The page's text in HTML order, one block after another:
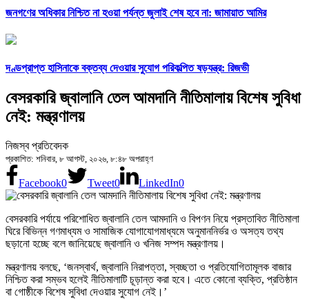
জনগণের অধিকার নিশ্চিত না হওয়া পর্যন্ত জুলাই শেষ হবে না: জামায়াত আমির
দণ্ডপ্রাপ্ত হাসিনাকে বক্তব্য দেওয়ার সুযোগ পরিকল্পিত ষড়যন্ত্র: রিজভী
বেসরকারি জ্বালানি তেল আমদানি নীতিমালায় বিশেষ সুবিধা
নেই: মন্ত্রণালয়
নিজস্ব প্রতিবেদক
প্রকাশিত: শনিবার, ৮ আগস্ট, ২০২৬, ৮:৪৮ অপরাহ্ণ
Facebook0 Tweet0 LinkedIn0
বেসরকারি পর্যায়ে পরিশোধিত জ্বালানি তেল আমদানি ও বিপণন নিয়ে প্রস্তাবিত নীতিমালা
ঘিরে বিভিন্ন গণমাধ্যম ও সামাজিক যোগাযোগমাধ্যমে অনুমাননির্ভর ও অসত্য তথ্য
ছড়ানো হচ্ছে বলে জানিয়েছে জ্বালানি ও খনিজ সম্পদ মন্ত্রণালয়।
মন্ত্রণালয় বলছে, ‘জনস্বার্থ, জ্বালানি নিরাপত্তা, স্বচ্ছতা ও প্রতিযোগিতামূলক বাজার
নিশ্চিত করা সম্ভব হলেই নীতিমালাটি চূড়ান্ত করা হবে। এতে কোনো ব্যক্তি, প্রতিষ্ঠান
বা গোষ্ঠীকে বিশেষ সুবিধা দেওয়ার সুযোগ নেই।’